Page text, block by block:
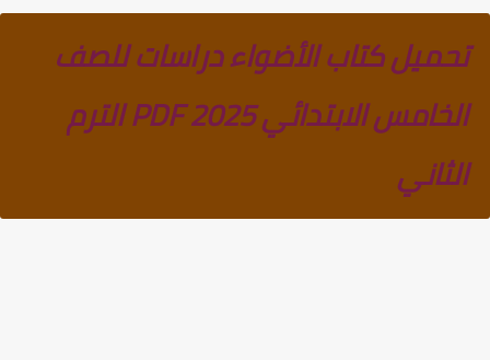
تحميل كتاب الأضواء دراسات للصف
الخامس الابتدائي PDF 2025 الترم
الثاني